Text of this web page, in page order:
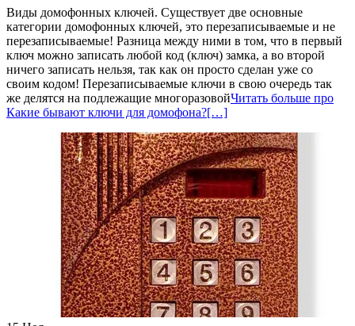
Виды домофонных ключей. Существует две основные
категории домофонных ключей, это перезаписываемые и не
перезаписываемые! Разница между ними в том, что в первый
ключ можно записать любой код (ключ) замка, а во второй
ничего записать нельзя, так как он просто сделан уже со
своим кодом! Перезаписываемые ключи в свою очередь так
же делятся на подлежащие многоразовойЧитать больше про
Какие бывают ключи для домофона?[…]